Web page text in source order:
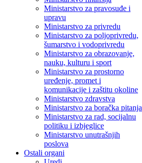
Ministarstvo za pravosuđe i
upravu
Ministarstvo za privredu
Ministarstvo za poljoprivredu,
šumarstvo i vodoprivredu
Ministarstvo za obrazovanje,
nauku, kulturu i sport
Ministarstvo za prostorno
uređenje, promet i
komunikacije i zaštitu okoline
Ministarstvo zdravstva
Ministarstvo za boračka pitanja
Ministarstvo za rad, socijalnu
politiku i izbjeglice
Ministarstvo unutrašnjih
poslova
Ostali organi